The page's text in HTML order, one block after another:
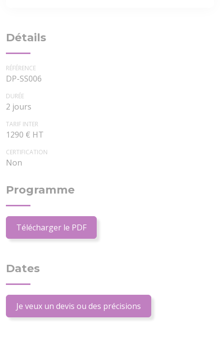
Détails
RÉFÉRENCE
DP-SS006
DURÉE
2 jours
TARIF INTER
1290 € HT
CERTIFICATION
Non
Programme
Télécharger le PDF
Dates
Je veux un devis ou des précisions